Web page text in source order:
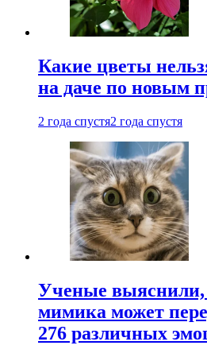
Какие цветы
на даче по новым
2 года спустя2 года спустя
Ученые
мимика может
276 различных